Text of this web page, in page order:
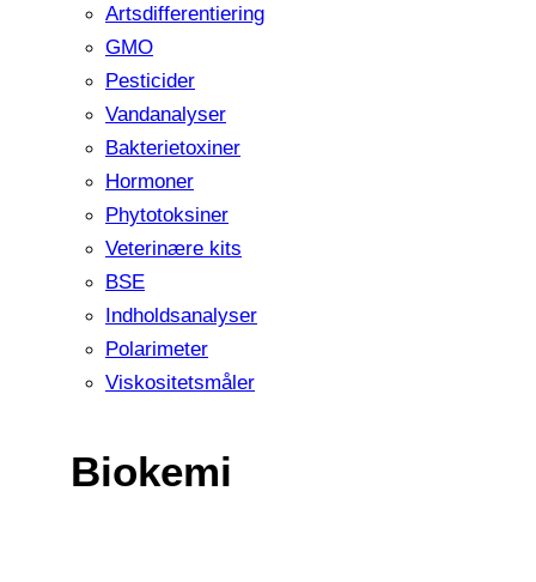
Artsdifferentiering
GMO
Pesticider
Vandanalyser
Bakterietoxiner
Hormoner
Phytotoksiner
Veterinære kits
BSE
Indholdsanalyser
Polarimeter
Viskositetsmåler
Biokemi